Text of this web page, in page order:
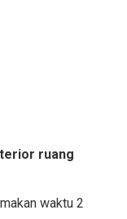
ruang
waktu 2